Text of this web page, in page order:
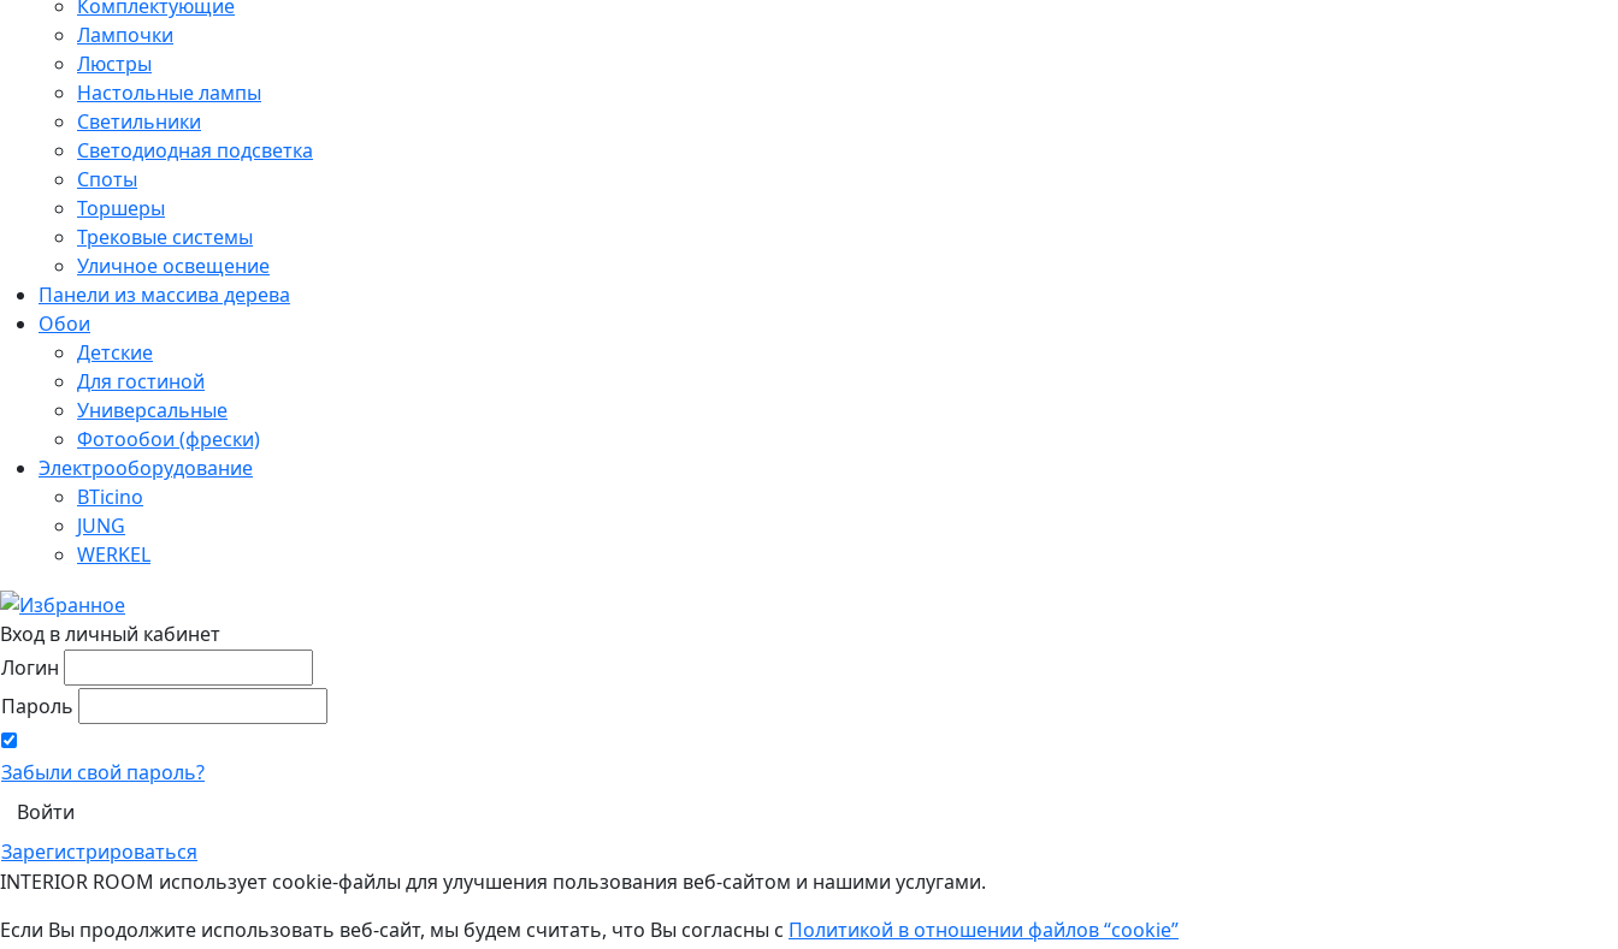
Комплектующие
Лампочки
Люстры
Настольные лампы
Светильники
Светодиодная подсветка
Споты
Торшеры
Трековые системы
Уличное освещение
Панели из массива дерева
Обои
Детские
Для гостиной
Универсальные
Фотообои (фрески)
Электрооборудование
BTicino
JUNG
WERKEL
Вход в личный кабинет
Логин
Пароль
Забыли свой пароль?
Зарегистрироваться
INTERIOR ROOM использует cookie-файлы для улучшения пользования веб-сайтом и нашими услугами.
Если Вы продолжите использовать веб-сайт, мы будем считать, что Вы согласны с Политикой в отношении файлов “cookie”